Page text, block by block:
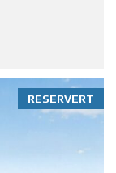
RESERVERT